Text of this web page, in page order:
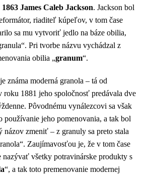
1863 James Caleb Jackson. Jackson bol
riaditeľ kúpeľov, v tom čase
sa mu vytvoriť jedlo na báze obilia,
Pri tvorbe názvu vychádzal z
obilia „granum“.
známa moderná granola – tá od
1881 jeho spoločnosť predávala dve
Pôvodnému vynálezcovi sa však
používanie jeho pomenovania, a tak bol
názov zmeniť – z granuly sa preto stala
Zaujímavosťou je, že v tom čase
nazývať všetky potravinárske produkty s
“, a tak toto premenovanie modernej